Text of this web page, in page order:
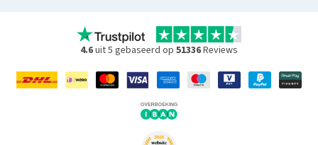
4.6uit 5 gebaseerd op 51336Reviews